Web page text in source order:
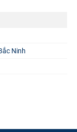
Ninh